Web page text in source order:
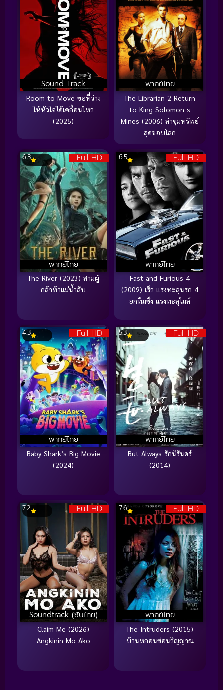
Sound Track
Room to Move ขอที่ว่าง
ให้หัวใจได้เคลื่อนไหว
(2025)
พากย์ไทย
The Librarian 2 Return
to King Solomon s
Mines (2006) ล่าขุมทรัพย์
สุดขอบโลก
Full HD
พากย์ไทย
6.3
The River (2023) สามผู้
กล้าท้าแม่น้ำลับ
Full HD
พากย์ไทย
6.5
Fast and Furious 4
(2009) เร็ว แรงทะลุนรก 4
ยกทีมซิ่ง แรงทะลุไมล์
Full HD
พากย์ไทย
4.3
Baby Shark’s Big Movie
(2024)
Full HD
พากย์ไทย
5.3
But Always รักนิรันดร์
(2014)
Full HD
Soundtrack (ซับไทย)
7.2
Claim Me (2026)
Angkinin Mo Ako
Full HD
พากย์ไทย
7.6
The Intruders (2015)
บ้านหลอนซ่อนวิญญาณ